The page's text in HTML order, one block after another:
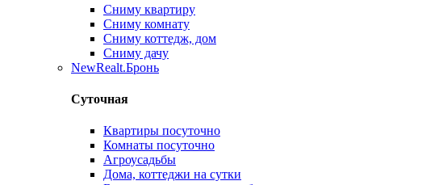
Сниму квартиру
Сниму комнату
Сниму коттедж, дом
Сниму дачу
NewRealt.Бронь
Суточная
Квартиры посуточно
Комнаты посуточно
Агроусадьбы
Дома, коттеджи на сутки